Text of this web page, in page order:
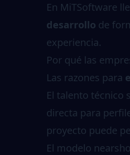
En MiTSoftware
desarrollo de
experiencia.
Por qué las
Las razones para
El talento técnico
directa para
proyecto puede
El modelo